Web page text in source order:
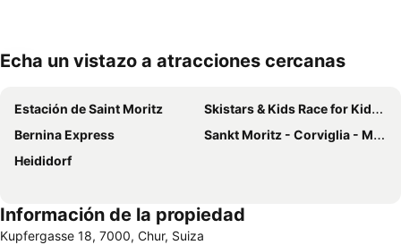
Echa un vistazo a atracciones cercanas
Estación de Saint Moritz
Skistars & Kids Race for Kids (t.b.c.)
Bernina Express
Sankt Moritz - Corviglia - Marguns
Heididorf
Información de la propiedad
Kupfergasse 18, 7000, Chur, Suiza